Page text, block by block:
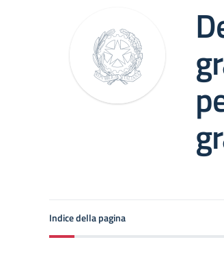
Indice della pagina